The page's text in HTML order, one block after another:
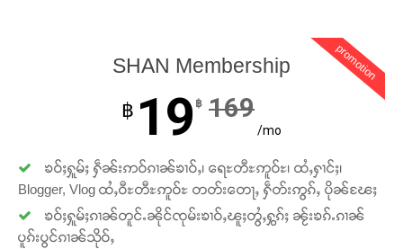
Support SHAN
တႃႇႁႂ်ႈသဵင်ၵၢင်ၸႂ်ၵူၼ်းမိူင်း ၵူႈတီႈၵူႈလႅၼ်ပေႃးတေၸွ
တ်ႇ တူဝ်ႈလုမ်ႈၾႃႉၼၼ်ႉ ၶဝ်ႈႁူမ်ႈၵမ်ႉထႅမ် ၸုမ်းၶၢ
promotion
SHAN Membership
฿ 19 ฿ 169
/mo
ၶဝ်ႈႁူမ်ႈ ႁဵၼ်းဢဝ်ၵၢၼ်ၶၢဝ်ႇ၊ ရေႊတီႊဢူဝ်ႊ၊ ထႆႇႁၢင်ႈ၊
Blogger, Vlog ထႆႇဝီႊတီႊဢူဝ်ႊ တတ်းတေႃႇ ႁဵတ်းဢွၵ်ႇ ပိုၼ်ၽႄႈ
ၶဝ်ႈႁူမ်ႈၵၢၼ်တူင်ႉၼိုင်ၸုမ်းၶၢဝ်ႇၽူႈတွႆႇႁွၵ်ႈ ၼႂ်းၶၵ်ႉၵၢၼ်
ပူၵ်းပွင်ၵၢၼ်သိုဝ်ႇ